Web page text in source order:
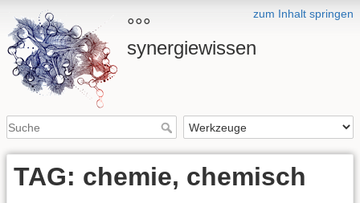
zum Inhalt springen
°°°
synergiewissen
TAG: chemie, chemisch